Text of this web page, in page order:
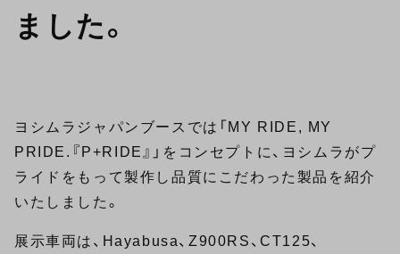
ました。
ヨシムラジャパンブースでは「MY RIDE, MY
PRIDE.『P+RIDE』」をコンセプトに、ヨシムラがプ
ライドをもって製作し品質にこだわった製品を紹介
いたしました。
展示車両は、Hayabusa、Z900RS、CT125、